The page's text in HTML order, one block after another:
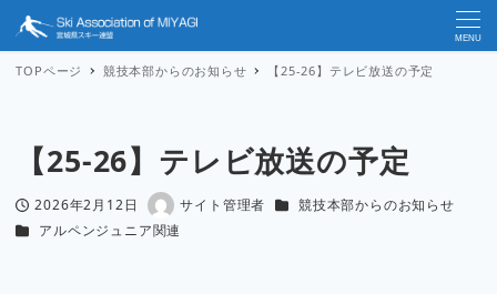
MENU
TOPページ 競技本部からのお知らせ 【25-26】テレビ放送の予定
【25-26】テレビ放送の予定
投稿日
2026年2月12日
著
者
サイト管理者 カテゴリー
競技本部からのお知らせ
カテゴリー
アルペンジュニア関連